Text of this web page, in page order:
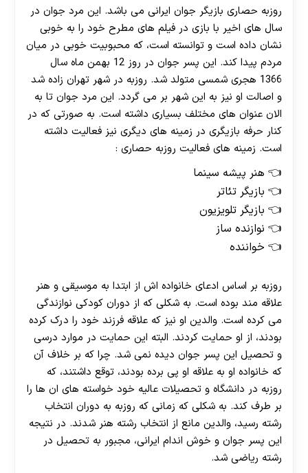
روزبه حصاری بازیگر جوان ایرانی می باشد. این مرد جوان در
سال های اخیر با بازی در فیلم های مطرح خود را به خوبی
نشان داده است و توانسته است، که محبوبیت خوبی در میان
مردم پیدا کند. این پسر جوان در روز 12 بهمن ماه سال
1366 هجری شمسی متولد شد. روزبه در شهر تهران زاده شد
و اصالت او نیز به این شهر بر می گردد. این مرد جوان تا به
الان عنوان های مختلف بسیاری داشته است. به صورتی که در
کنار حرفه بازیگری در زمینه های دیگری نیز فعالیت داشته
است. زمینه های فعالیت روزبه حصاری :
هنر پیشه سینما
بازیگر تئاتر
بازیگر تلویزیون
نوازنده ساز
خواننده
روزبه بر اساس ادعای خانواده اش از ابتدا به موسیقی و هنر
علاقه مند بوده است. به شکلی که از دوران کودکی نوازندگی
می کرده است. والدین او نیز که علاقه فرزند خود را درک کرده
بودند، از او حمایت کردند. البته این حمایت در موارد درسی
و تحصیل این پسر جوان دیده نمی شد. چرا که بر خلاف آن
که خانواده او به علاقه او پی برده بودند، توقع داشتند، که
روزبه در دانشگاه و تحصیلات عالیه خود خواسته های ان ها را
بر طرف کند. به شکلی که زمانی که روزبه به دوران انتخاب
رشته رسید، والدین مانع از انتخاب رشته هنر شدند. در نتیجه
این پسر جوان و خوش اندام ایرانی، مجبور به تحصیل در
رشته ریاضی شد.